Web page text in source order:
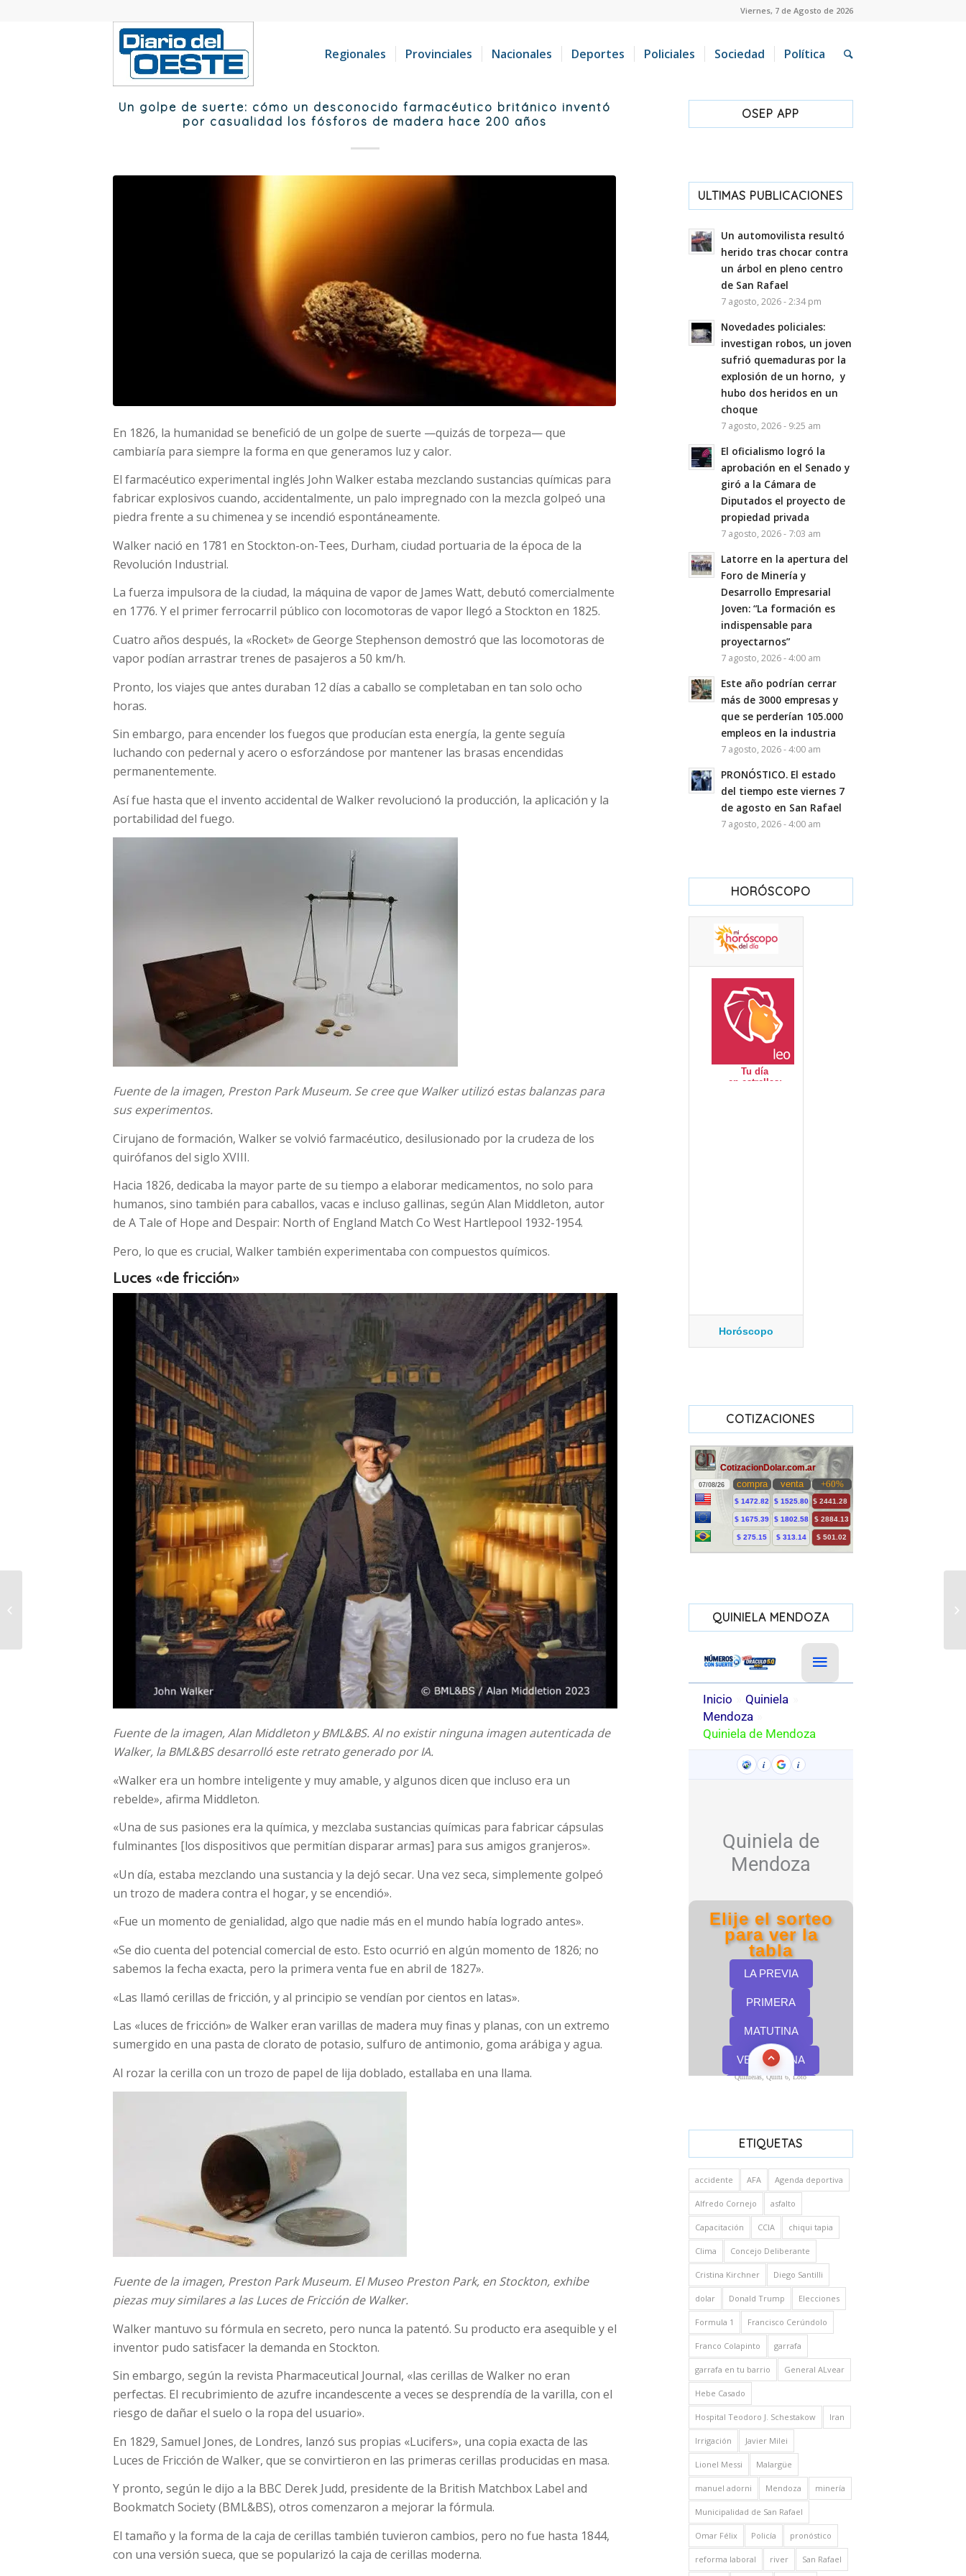
Viernes, 7 de Agosto de 2026
Regionales Provinciales Nacionales Deportes Policiales Sociedad Política
Un golpe de suerte: cómo un desconocido farmacéutico británico inventó
por casualidad los fósforos de madera hace 200 años
En 1826, la humanidad se benefició de un golpe de suerte —quizás de torpeza— que
cambiaría para siempre la forma en que generamos luz y calor.
El farmacéutico experimental inglés John Walker estaba mezclando sustancias químicas para
fabricar explosivos cuando, accidentalmente, un palo impregnado con la mezcla golpeó una
piedra frente a su chimenea y se incendió espontáneamente.
Walker nació en 1781 en Stockton-on-Tees, Durham, ciudad portuaria de la época de la
Revolución Industrial.
La fuerza impulsora de la ciudad, la máquina de vapor de James Watt, debutó comercialmente
en 1776. Y el primer ferrocarril público con locomotoras de vapor llegó a Stockton en 1825.
Cuatro años después, la «Rocket» de George Stephenson demostró que las locomotoras de
vapor podían arrastrar trenes de pasajeros a 50 km/h.
Pronto, los viajes que antes duraban 12 días a caballo se completaban en tan solo ocho
horas.
Sin embargo, para encender los fuegos que producían esta energía, la gente seguía
luchando con pedernal y acero o esforzándose por mantener las brasas encendidas
permanentemente.
Así fue hasta que el invento accidental de Walker revolucionó la producción, la aplicación y la
portabilidad del fuego.
Fuente de la imagen, Preston Park Museum. Se cree que Walker utilizó estas balanzas para
sus experimentos.
Cirujano de formación, Walker se volvió farmacéutico, desilusionado por la crudeza de los
quirófanos del siglo XVIII.
Hacia 1826, dedicaba la mayor parte de su tiempo a elaborar medicamentos, no solo para
humanos, sino también para caballos, vacas e incluso gallinas, según Alan Middleton, autor
de A Tale of Hope and Despair: North of England Match Co West Hartlepool 1932-1954.
Pero, lo que es crucial, Walker también experimentaba con compuestos químicos.
Luces «de fricción»
Fuente de la imagen,Alan Middleton y BML&BS. Al no existir ninguna imagen autenticada de
Walker, la BML&BS desarrolló este retrato generado por IA.
«Walker era un hombre inteligente y muy amable, y algunos dicen que incluso era un
rebelde», afirma Middleton.
«Una de sus pasiones era la química, y mezclaba sustancias químicas para fabricar cápsulas
fulminantes [los dispositivos que permitían disparar armas] para sus amigos granjeros».
«Un día, estaba mezclando una sustancia y la dejó secar. Una vez seca, simplemente golpeó
un trozo de madera contra el hogar, y se encendió».
«Fue un momento de genialidad, algo que nadie más en el mundo había logrado antes».
«Se dio cuenta del potencial comercial de esto. Esto ocurrió en algún momento de 1826; no
sabemos la fecha exacta, pero la primera venta fue en abril de 1827».
«Las llamó cerillas de fricción, y al principio se vendían por cientos en latas».
Las «luces de fricción» de Walker eran varillas de madera muy finas y planas, con un extremo
sumergido en una pasta de clorato de potasio, sulfuro de antimonio, goma arábiga y agua.
Al rozar la cerilla con un trozo de papel de lija doblado, estallaba en una llama.
Fuente de la imagen, Preston Park Museum. El Museo Preston Park, en Stockton, exhibe
piezas muy similares a las Luces de Fricción de Walker.
Walker mantuvo su fórmula en secreto, pero nunca la patentó. Su producto era asequible y el
inventor pudo satisfacer la demanda en Stockton.
Sin embargo, según la revista Pharmaceutical Journal, «las cerillas de Walker no eran
perfectas. El recubrimiento de azufre incandescente a veces se desprendía de la varilla, con el
riesgo de dañar el suelo o la ropa del usuario».
En 1829, Samuel Jones, de Londres, lanzó sus propias «Lucifers», una copia exacta de las
Luces de Fricción de Walker, que se convirtieron en las primeras cerillas producidas en masa.
Y pronto, según le dijo a la BBC Derek Judd, presidente de la British Matchbox Label and
Bookmatch Society (BML&BS), otros comenzaron a mejorar la fórmula.
El tamaño y la forma de la caja de cerillas también tuvieron cambios, pero no fue hasta 1844,
con una versión sueca, que se popularizó la caja de cerillas moderna.
OSEP APP
ULTIMAS PUBLICACIONES
Un automovilista resultó
herido tras chocar contra
un árbol en pleno centro
de San Rafael
7 agosto, 2026 - 2:34 pm
Novedades policiales:
investigan robos, un joven
sufrió quemaduras por la
explosión de un horno, y
hubo dos heridos en un
choque
7 agosto, 2026 - 9:25 am
El oficialismo logró la
aprobación en el Senado y
giró a la Cámara de
Diputados el proyecto de
propiedad privada
7 agosto, 2026 - 7:03 am
Latorre en la apertura del
Foro de Minería y
Desarrollo Empresarial
Joven: “La formación es
indispensable para
proyectarnos”
7 agosto, 2026 - 4:00 am
Este año podrían cerrar
más de 3000 empresas y
que se perderían 105.000
empleos en la industria
7 agosto, 2026 - 4:00 am
PRONÓSTICO. El estado
del tiempo este viernes 7
de agosto en San Rafael
7 agosto, 2026 - 4:00 am
HORÓSCOPO
Horóscopo
COTIZACIONES
QUINIELA MENDOZA
Quinielas, Quini 6, Loto
ETIQUETAS
accidente AFA Agenda deportiva
Alfredo Cornejo asfalto
Capacitación CCIA chiqui tapia
Clima Concejo Deliberante
Cristina Kirchner Diego Santilli
dolar Donald Trump Elecciones
Formula 1 Francisco Cerúndolo
Franco Colapinto garrafa
garrafa en tu barrio General ALvear
Hebe Casado
Hospital Teodoro J. Schestakow Iran
Irrigación Javier Milei
Lionel Messi Malargüe
manuel adorni Mendoza minería
Municipalidad de San Rafael
Omar Félix Policía pronóstico
reforma laboral river San Rafael